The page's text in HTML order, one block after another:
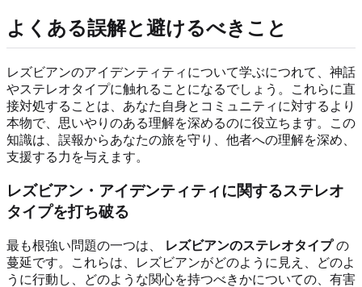
よくある誤解と避けるべきこと
レズビアンのアイデンティティについて学ぶにつれて、神話
やステレオタイプに触れることになるでしょう。これらに直
接対処することは、あなた自身とコミュニティに対するより
本物で、思いやりのある理解を深めるのに役立ちます。この
知識は、誤報からあなたの旅を守り、他者への理解を深め、
支援する力を与えます。
レズビアン・アイデンティティに関するステレオ
タイプを打ち破る
最も根強い問題の一つは、 レズビアンのステレオタイプの
蔓延です。これらは、レズビアンがどのように見え、どのよ
うに行動し、どのような関心を持つべきかについての、有害